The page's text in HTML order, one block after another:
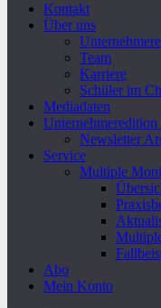
Kontakt
Über uns
Team
Karriere
Schüler im
Mediadaten
Newsletter
Service
Multiple
Abo
Mein Konto